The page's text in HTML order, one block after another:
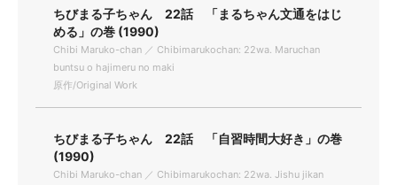
ちびまる子ちゃん 22話 「まるちゃん文通をはじ
める」の巻 (1990)
Chibi Maruko-chan ／ Chibimarukochan: 22wa. Maruchan
buntsu o hajimeru no maki
原作/Original Work
ちびまる子ちゃん 22話 「自習時間大好き」の巻
(1990)
Chibi Maruko-chan ／ Chibimarukochan: 22wa. Jishu jikan